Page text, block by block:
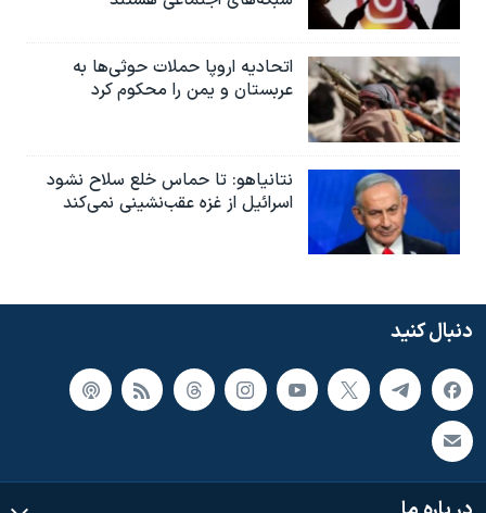
اتحادیه اروپا حملات حوثی‌ها به
عربستان و یمن را محکوم کرد
نتانیاهو: تا حماس خلع سلاح نشود
اسرائیل از غزه عقب‌نشینی نمی‌کند
دنبال کنید